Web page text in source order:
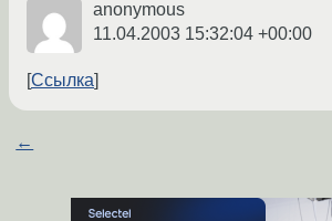
anonymous
11.04.2003 15:32:04 +00:00
Ссылка
←